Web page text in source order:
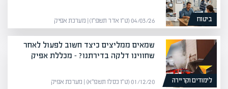
ביטוח 04/03/26 (ט״ו אדר תשפ״ו) | מערכת אפיק
לימודים וקריירה
שמאים ממליצים כיצד חשוב לפעול לאחר
שחווינו דלקה בדירתנו? – מכללת אפיק
01/12/20 (ט״ו כסלו תשפ״א) | מערכת אפיק